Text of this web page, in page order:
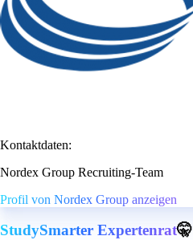
Kontaktdaten:
Nordex Group Recruiting-Team
Profil von Nordex Group anzeigen
StudySmarter Expertenrat🤫